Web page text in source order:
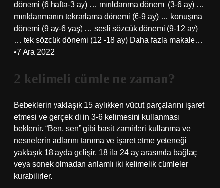
dönemi (6 hafta-3 ay) … mırıldanma dönemi (3-6 ay) …
mırıldanmanın tekrarlama dönemi (6-9 ay) … konuşma
dönemi (9 ay-6 yaş) … sesli sözcük dönemi (9-12 ay)
… tek sözcük dönemi (12 -18 ay) Daha fazla makale…
•7 Ara 2022
2 kelimeli cümle ne zaman?
Bebeklerin yaklaşık 15 aylıkken vücut parçalarını işaret
etmesi ve gerçek dilin 3-6 kelimesini kullanması
beklenir. “Ben, sen” gibi basit zamirleri kullanma ve
nesnelerin adlarını tanıma ve işaret etme yeteneği
yaklaşık 18 ayda gelişir. 18 ila 24 ay arasında bağlaç
veya sonek olmadan anlamlı iki kelimelik cümleler
kurabilirler.